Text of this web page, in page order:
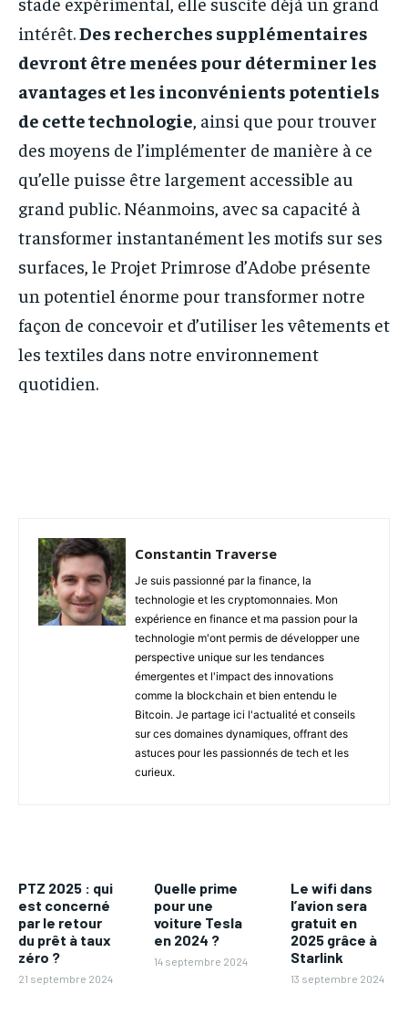
intérêt.Des recherches supplémentaires
devront être menées pour déterminer les
avantages et les inconvénients potentiels
de cette technologie , ainsi que pour trouver
des moyens de l’implémenter de manière à ce
qu’elle puisse être largement accessible au
grand public. Néanmoins, avec sa capacité à
transformer instantanément les motifs sur ses
surfaces, le Projet Primrose d’Adobe présente
un potentiel énorme pour transformer notre
façon de concevoir et d’utiliser les vêtements et
les textiles dans notre environnement
quotidien.
Constantin Traverse
Je suis passionné par la finance, la
technologie et les cryptomonnaies. Mon
expérience en finance et ma passion pour la
technologie m'ont permis de développer une
perspective unique sur les tendances
émergentes et l'impact des innovations
comme la blockchain et bien entendu le
Bitcoin. Je partage ici l'actualité et conseils
sur ces domaines dynamiques, offrant des
astuces pour les passionnés de tech et les
curieux.
PTZ 2025 : qui
est concerné
par le retour
du prêt à taux
zéro ?
21 septembre 2024
Quelle prime
pour une
voiture Tesla
en 2024 ?
14 septembre 2024
Le wifi dans
l’avion sera
gratuit en
2025 grâce à
Starlink
13 septembre 2024